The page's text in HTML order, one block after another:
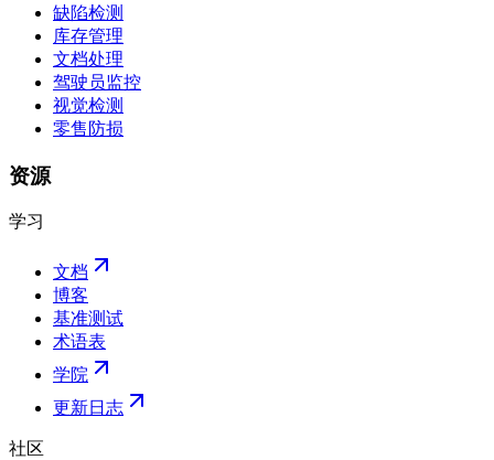
缺陷检测
库存管理
文档处理
驾驶员监控
视觉检测
零售防损
资源
学习
文档
博客
基准测试
术语表
学院
更新日志
社区